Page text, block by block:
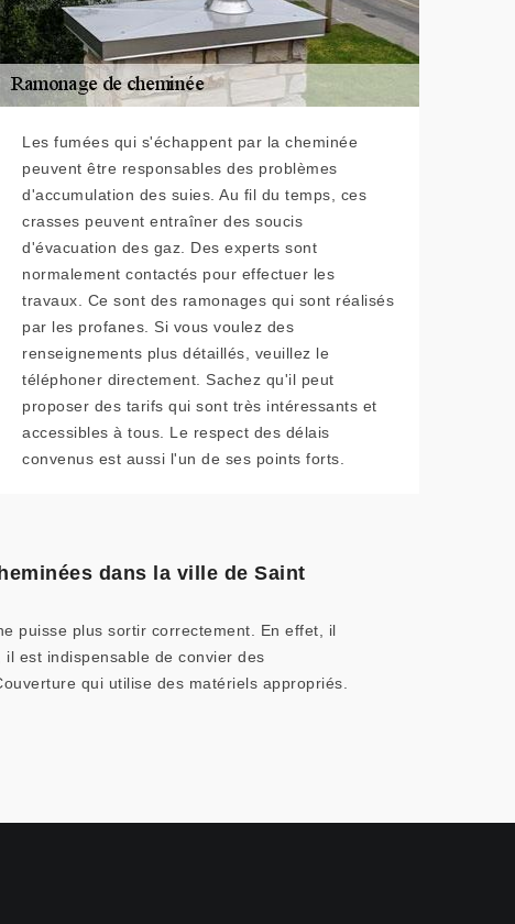
Les fumées qui s'échappent par la cheminée
peuvent être responsables des problèmes
d'accumulation des suies. Au fil du temps, ces
crasses peuvent entraîner des soucis
d'évacuation des gaz. Des experts sont
normalement contactés pour effectuer les
travaux. Ce sont des ramonages qui sont réalisés
par les profanes. Si vous voulez des
renseignements plus détaillés, veuillez le
téléphoner directement. Sachez qu'il peut
proposer des tarifs qui sont très intéressants et
accessibles à tous. Le respect des délais
convenus est aussi l'un de ses points forts.
dans la ville de Saint
puisse plus sortir correctement. En effet, il
est indispensable de convier des
qui utilise des matériels appropriés.